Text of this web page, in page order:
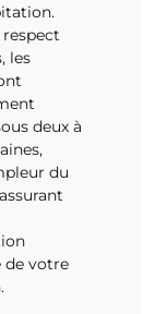
les
deux à
du
de votre